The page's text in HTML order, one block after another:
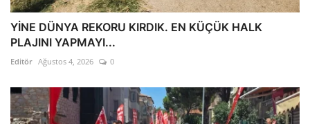
YİNE DÜNYA REKORU KIRDIK. EN KÜÇÜK HALK
PLAJINI YAPMAYI...
Editör Ağustos 4, 2026 0